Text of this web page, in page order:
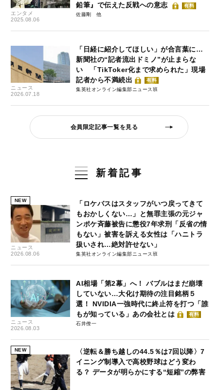
エンタメ
2025.08.06
鉛筆』で伝えた反戦への意志
有料
佐藤剛
ニュース
2026.07.18
「日経に紹介してほしい」が合言葉に…
新聞社の“記者流出ドミノ”が止まらな
い 「TikToker化まで求められた」現場
記者から不満続出
有料
集英社オンライン編集部ニュース班
会員限定記事一覧を見る
新着記事
NEW
ニュース
2026.08.06
「ロケバスはスタッフがいつ戻ってきて
もおかしくない…」と無罪主張の元ジャ
ンポケ斉藤被告に懲役7年求刑「反省の情
もない」被害を訴える女性は「ハニトラ
扱いされ…絶対許せない」
集英社オンライン編集部ニュース班
ニュース
2026.08.03
AI相場「第2幕」へ！ バブルはまだ崩壊
していない…大化け期待の注目銘柄５
選！ NVIDIA一強時代に終止符を打つ「誰
もが知っている」あの会社とは
有料
石井僚一
NEW
〈逆転＆勝ち越しの44.5％は7回以降〉7
イニング制導入で高校野球はどう変わ
る？ データが明らかにする“短縮”の弊害